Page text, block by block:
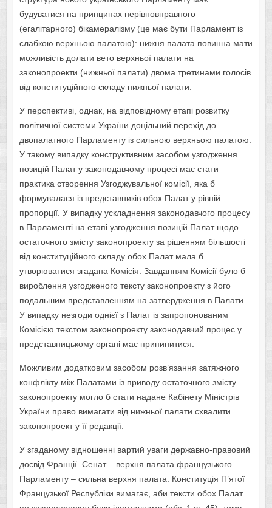
будуватися на принципах нерівновправного
(егалітарного) бікамералізму (це має бути Парламент із
слабкою верхньою палатою): нижня палата повинна мати
можливість долати вето верхньої палати на
законопроекти (нижньої палати) двома третинами голосів
від конституційного складу нижньої палати.
У перспективі, однак, на відповідному етапі розвитку
політичної системи України доцільний перехід до
двопалатного Парламенту із сильною верхньою палатою.
У такому випадку конструктивним засобом узгодження
позицій Палат у законодавчому процесі має стати
практика створення Узгоджувальної комісії, яка б
формувалася із представників обох Палат у рівній
пропорції. У випадку ускладнення законодавчого процесу
в Парламенті на етапі узгодження позицій Палат щодо
остаточного змісту законопроекту за рішенням більшості
від конституційного складу обох Палат мала б
утворюватися згадана Комісія. Завданням Комісії було б
вироблення узгодженого тексту законопроекту з його
подальшим представленням на затвердження в Палати.
У випадку незгоди однієї з Палат із запропонованим
Комісією текстом законопроекту законодавчий процес у
представницькому органі має припинитися.
Можливим додатковим засобом розв’язання затяжного
конфлікту між Палатами із приводу остаточного змісту
законопроекту могло б стати надане Кабінету Міністрів
України право вимагати від нижньої палати схвалити
законопроект у її редакції.
У згаданому відношенні вартий уваги державно-правовий
досвід Франції. Сенат – верхня палата французького
Парламенту – сильна верхня палата. Конституція П’ятої
Французької Республіки вимагає, аби тексти обох Палат